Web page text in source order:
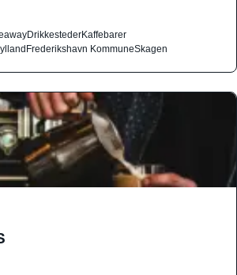
DrikkestederKaffebarer
Frederikshavn KommuneSkagen